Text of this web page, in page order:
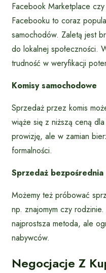
Facebook Marketplace
Facebooku to coraz
samochodów. Zaletą jest
do lokalnej społeczności.
trudność w weryfikacji
Komisy samochodowe
Sprzedaż przez komis
wiąże się z niższą ceną
prowizję, ale w zamian
formalności.
Sprzedaż bezpośrednia
Możemy też próbować
np. znajomym czy
najprostsza metoda, ale
nabywców.
Negocjacje Z